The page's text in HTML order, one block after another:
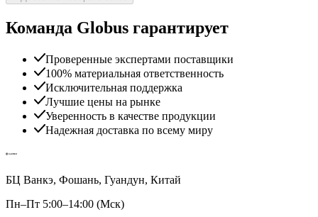
Команда Globus гарантирует
Проверенные экспертами поставщики
100% материальная ответственность
Исключительная поддержка
Лучшие цены на рынке
Уверенность в качестве продукции
Надежная доставка по всему миру
БЦ Ванкэ, Фошань, Гуандун, Китай
Пн–Пт 5:00–14:00 (Мск)